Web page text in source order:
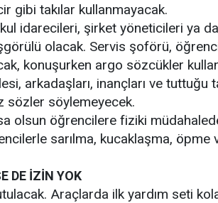
gibi takılar kullanmayacak.
idarecileri, şirket yöneticileri ya
olacak. Servis şoförü,
konuşurken argo sözcükler
arkadaşları, inançları ve tuttuğu
sözler söylemeyecek.
olsun öğrencilere fiziki
sarılma, kucaklaşma,
DE İZİN YOK
Araçlarda ilk yardım seti